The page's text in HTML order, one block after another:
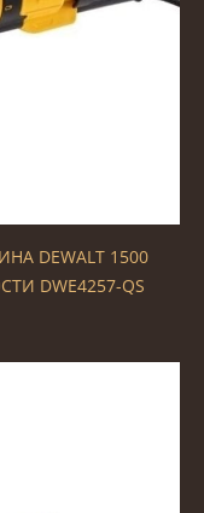
DEWALT 1500
DWE4257-QS